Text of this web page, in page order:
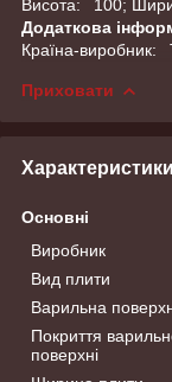
Висота: 100;
Додаткова
Країна-виробник:
Приховати
Характеристики
Основні
Виробник
Вид плити
Варильна
Покриття
поверхні